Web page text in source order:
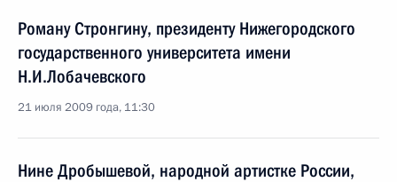
Роману Стронгину, президенту Нижегородского
государственного университета имени
Н.И.Лобачевского
21 июля 2009 года, 11:30
Нине Дробышевой, народной артистке России,